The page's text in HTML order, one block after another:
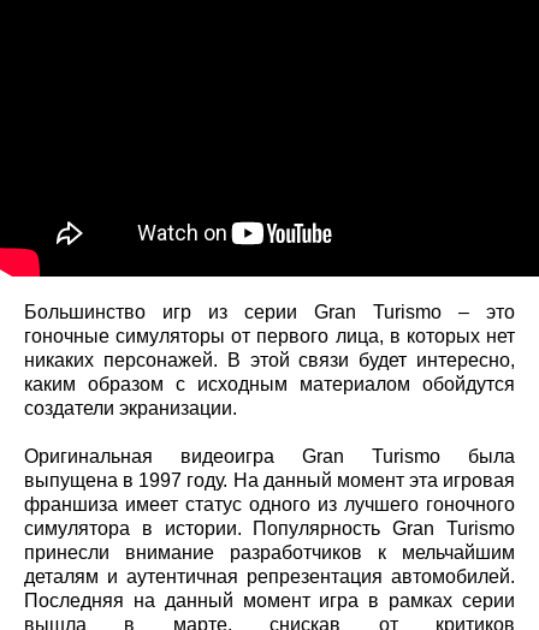
Большинство игр из серии Gran Turismo – это
гоночные симуляторы от первого лица, в которых нет
никаких персонажей. В этой связи будет интересно,
каким образом с исходным материалом обойдутся
создатели экранизации.
Оригинальная видеоигра Gran Turismo была
выпущена в 1997 году. На данный момент эта игровая
франшиза имеет статус одного из лучшего гоночного
симулятора в истории. Популярность Gran Turismo
принесли внимание разработчиков к мельчайшим
деталям и аутентичная репрезентация автомобилей.
Последняя на данный момент игра в рамках серии
вышла в марте, снискав от критиков